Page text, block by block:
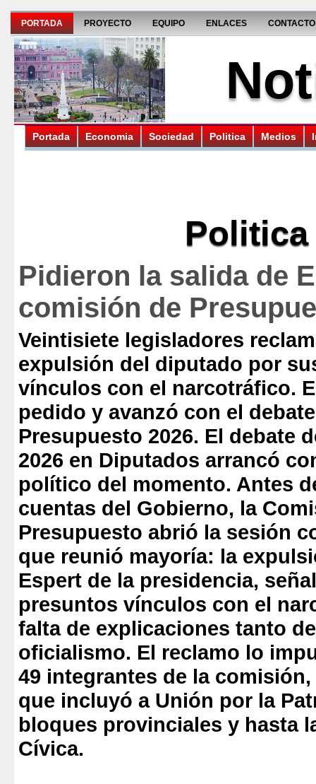
PORTADA PROYECTO EQUIPO ENLACES CONTACTO
Portada Economia Sociedad Politica Medios
Politica
Pidieron la salida de
comisión de
Veintisiete legisladores
expulsión del diputado por
vínculos con el narcotráfico.
pedido y avanzó con el
Presupuesto 2026. El debate
2026 en Diputados arrancó
político del momento. Antes
cuentas del Gobierno, la
Presupuesto abrió la sesión
que reunió mayoría: la
Espert de la presidencia,
presuntos vínculos con el
falta de explicaciones tanto
oficialismo. El reclamo lo
49 integrantes de la
que incluyó a Unión por la
bloques provinciales y hasta
Cívica.